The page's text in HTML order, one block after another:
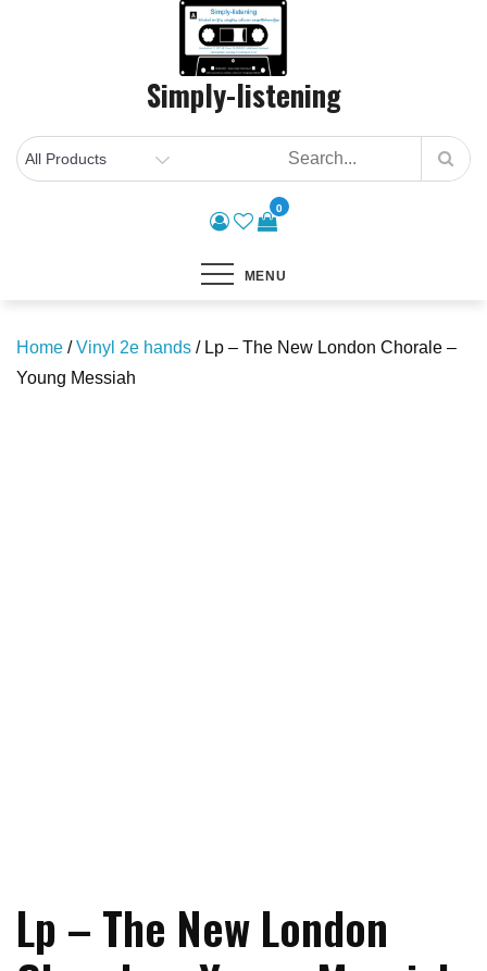
Simply-listening
0
MENU
Home /Vinyl 2e hands / Lp – The New London Chorale –
Young Messiah
Lp – The New London